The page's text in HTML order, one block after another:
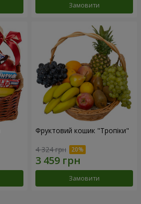
Замовити
Фруктовий кошик "Тропіки"
4 324 грн
Замовити